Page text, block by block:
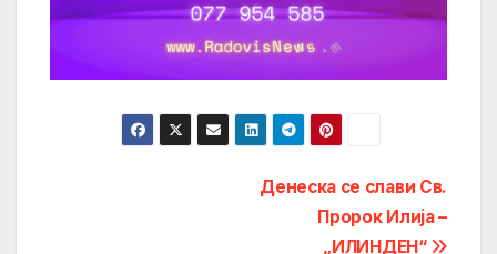
Денеска се слави Св.
Пророк Илија –
„ИЛИНДЕН“